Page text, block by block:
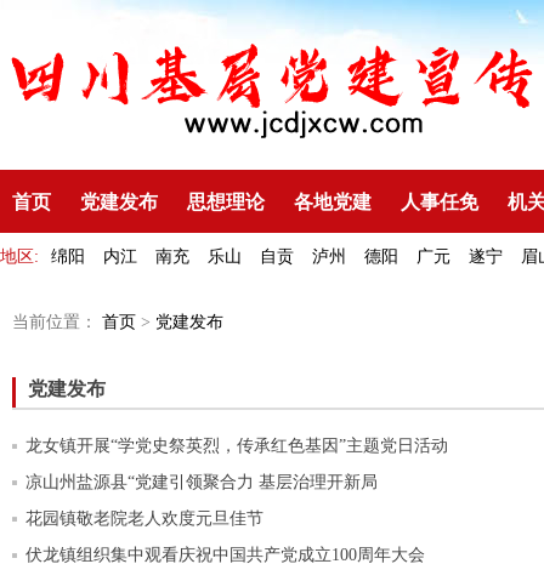
首页 党建发布 思想理论 各地党建 人事任免 机
地区: 绵阳 内江 南充 乐山 自贡 泸州 德阳 广元 遂宁 眉
当前位置： 首页 > 党建发布
党建发布
龙女镇开展“学党史祭英烈，传承红色基因”主题党日活动
凉山州盐源县“党建引领聚合力 基层治理开新局
花园镇敬老院老人欢度元旦佳节
伏龙镇组织集中观看庆祝中国共产党成立100周年大会